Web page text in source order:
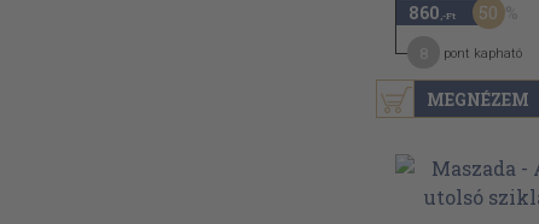
MEGNÉZEM
860 ,-Ft 50
pont kapható